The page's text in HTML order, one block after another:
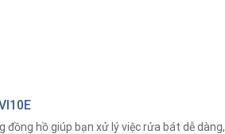
đồng hồ giúp bạn xử lý việc rửa bát dễ dàng,